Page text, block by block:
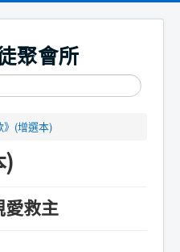
聚會所
》(增選本)
)
愛救主